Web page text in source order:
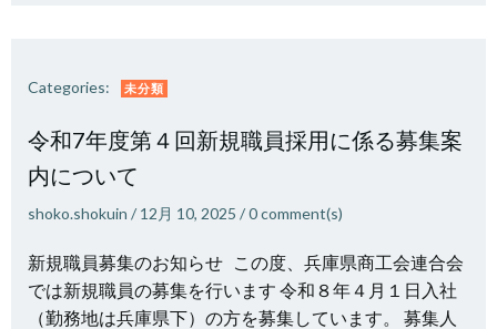
Categories: 未分類
令和7年度第４回新規職員採用に係る募集案
内について
shoko.shokuin / 12月 10, 2025 /0comment(s)
新規職員募集のお知らせ この度、兵庫県商工会連合会
では新規職員の募集を行います 令和８年４月１日入社
（勤務地は兵庫県下）の方を募集しています。 募集人